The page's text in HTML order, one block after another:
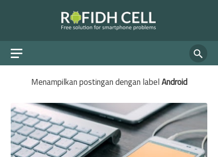
Menampilkan postingan dengan labelAndroid